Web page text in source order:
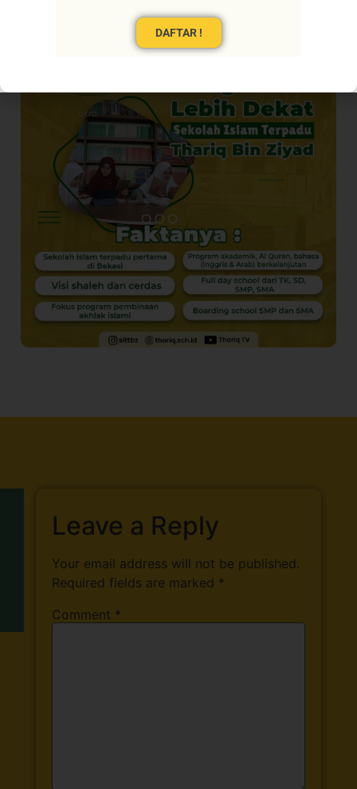
Leave a Reply
Your email address will not be published.
Required fields are marked *
Comment *
DAFTAR !